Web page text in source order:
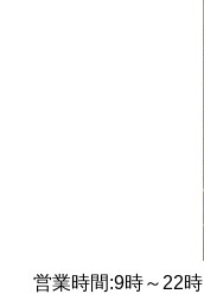
営業時間:9時～22時